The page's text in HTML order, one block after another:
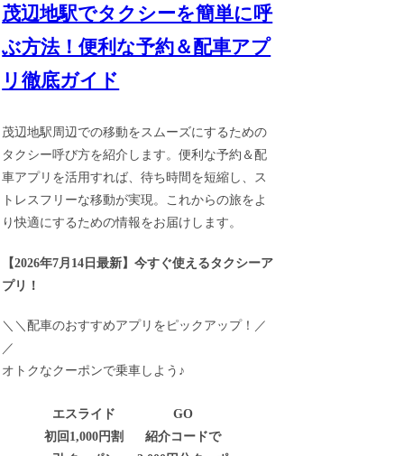
茂辺地駅でタクシーを簡単に呼
ぶ方法！便利な予約＆配車アプ
リ徹底ガイド
茂辺地駅周辺での移動をスムーズにするための
タクシー呼び方を紹介します。便利な予約＆配
車アプリを活用すれば、待ち時間を短縮し、ス
トレスフリーな移動が実現。これからの旅をよ
り快適にするための情報をお届けします。
【2026年7月14日最新】今すぐ使えるタクシーア
プリ！
＼＼配車のおすすめアプリをピックアップ！／
／
オトクなクーポンで乗車しよう♪
エスライド
初回1,000円割
GO
紹介コードで